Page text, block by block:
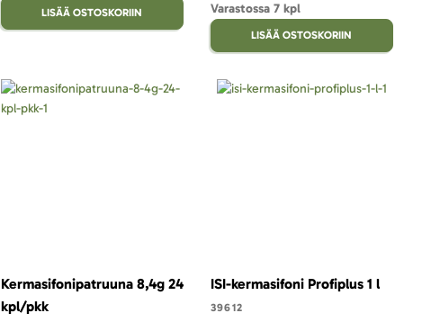
LISÄÄ OSTOSKORIIN
Varastossa 7 kpl
LISÄÄ OSTOSKORIIN
Kermasifonipatruuna 8,4g 24
kpl/pkk
ISI-kermasifoni Profiplus 1 l
39612